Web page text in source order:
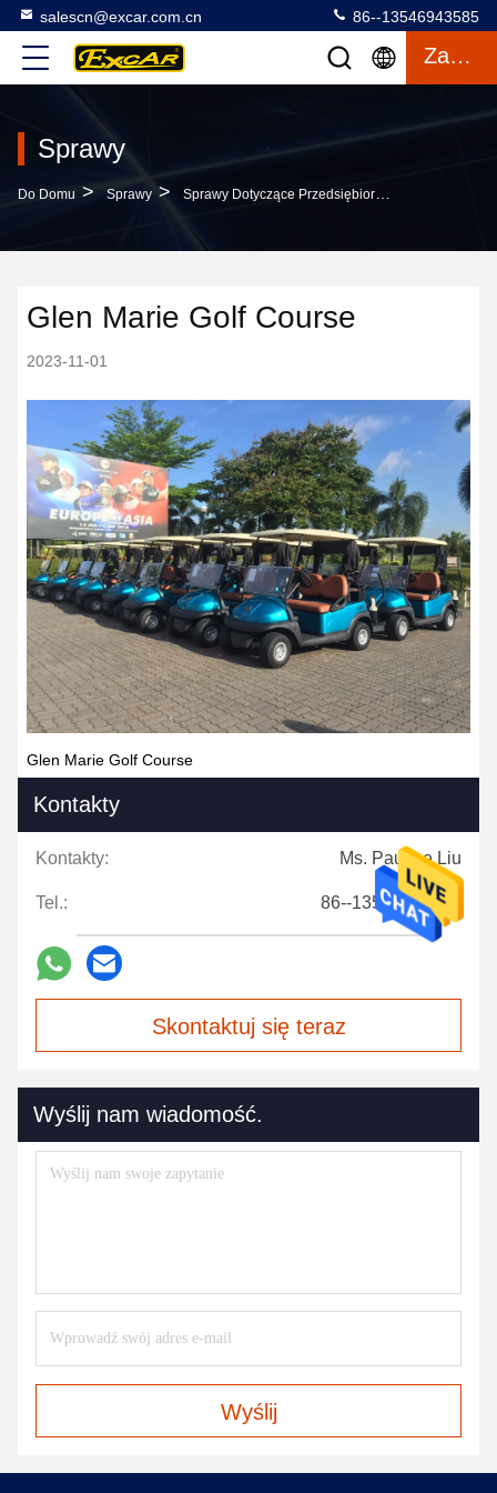
salescn@excar.com.cn 86--13546943585
Zacytować
Sprawy
Do Domu > Sprawy > Sprawy Dotyczące Przedsiębiorstw Glen Marie Golf Course
Glen Marie Golf Course
2023-11-01
Glen Marie Golf Course
Kontakty
Kontakty: Ms. Pauline Liu
Tel.: 86--13546943585
Skontaktuj się teraz
Wyślij nam wiadomość.
Wyślij